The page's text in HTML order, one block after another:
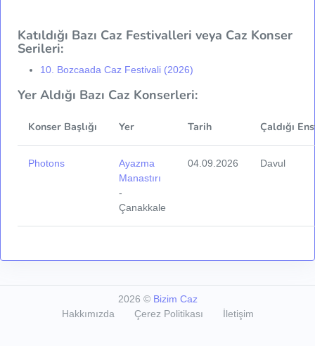
Katıldığı Bazı Caz Festivalleri veya Caz Konser
Serileri:
10. Bozcaada Caz Festivali (2026)
Yer Aldığı Bazı Caz Konserleri:
Konser Başlığı Yer Tarih Çaldığı
Photons
Ayazma
Manastırı
-
Çanakkale
04.09.2026 Davul
2026 © Bizim Caz
Hakkımızda
Çerez Politikası İletişim